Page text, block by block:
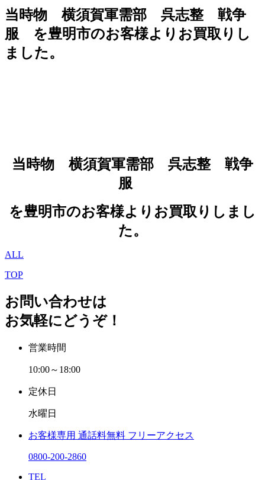
当時物 横須賀軍需部 呉志整 戦争
服 を豊明市のお客様よりお買取りし
ました。
当時物 横須賀軍需部 呉志整 戦争
服
を豊明市のお客様よりお買取りしまし
た。
ALL
TOP
お問い合わせは
お気軽にどうぞ！
営業時間
10:00～18:00
定休日
水曜日
お客様専用 通話料無料 フリーアクセス
0800-200-2860
TEL